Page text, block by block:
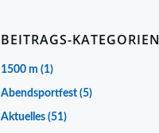
BEITRAGS-KATEGORIEN
1500 m (1)
Abendsportfest (5)
Aktuelles (51)